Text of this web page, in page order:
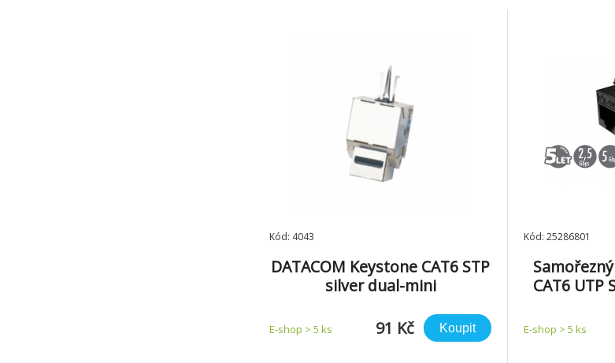
Kód: 4043
DATACOM Keystone CAT6 STP
silver dual-mini
E-shop > 5 ks 91 Kč Koupit
Kód: 25286801
CAT6 UTP
E-shop > 5 ks